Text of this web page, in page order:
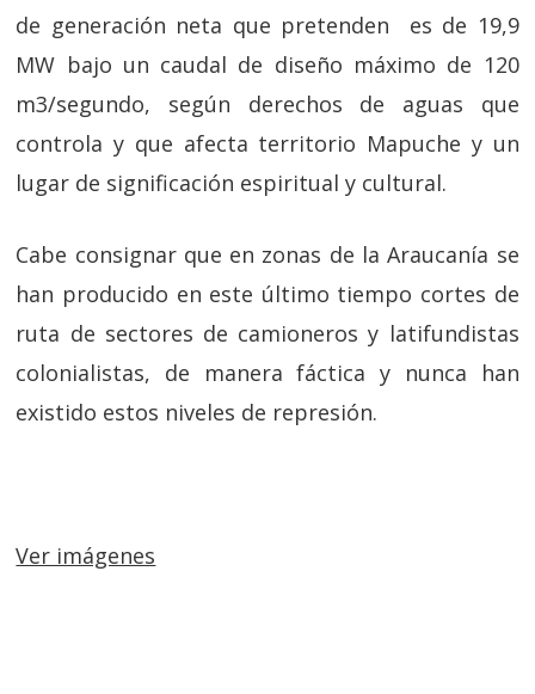
de generación neta que pretenden es de 19,9
MW bajo un caudal de diseño máximo de 120
m3/segundo, según derechos de aguas que
controla y que afecta territorio Mapuche y un
lugar de significación espiritual y cultural.
Cabe consignar que en zonas de la Araucanía se
han producido en este último tiempo cortes de
ruta de sectores de camioneros y latifundistas
colonialistas, de manera fáctica y nunca han
existido estos niveles de represión.
Ver imágenes